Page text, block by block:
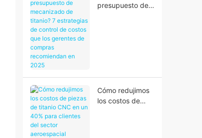
presupuesto de
recomiendan en
2025
Cómo redujimos
los costos de